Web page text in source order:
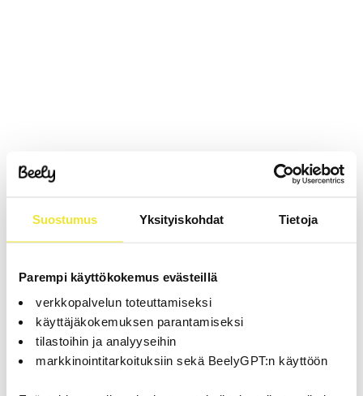
Suostumus Yksityiskohdat Tietoja
Parempi käyttökokemus evästeillä
verkkopalvelun toteuttamiseksi
käyttäjäkokemuksen parantamiseksi
tilastoihin ja analyyseihin
markkinointitarkoituksiin sekä BeelyGPT:n käyttöön